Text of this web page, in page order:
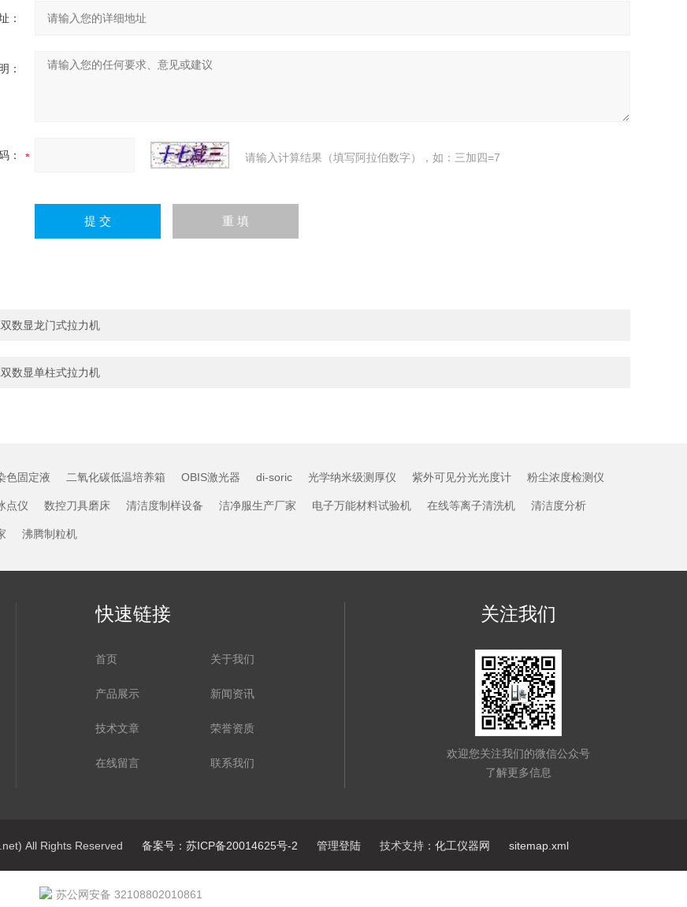
：
：
： 请输入计算结果（填写阿拉伯数字），如：三加四=7
数显龙门式拉力机
数显单柱式拉力机
色固定液 二氧化碳低温培养箱 OBIS激光器 di-soric 光学纳米级测厚仪 紫外可见分光光度计 粉尘浓度检测仪
点仪 数控刀具磨床 清洁度制样设备 洁净服生产厂家 电子万能材料试验机 在线等离子清洗机 清洁度分析
沸腾制粒机
快速链接
首页 关于我们
产品展示 新闻资讯
技术文章 荣誉资质
在线留言 联系我们
关注我们
欢迎您关注我们的微信公众号
了解更多信息
All Rights Reserved 备案号：苏ICP备20014625号-2 管理登陆技术支持： 化工仪器网 sitemap.xml
苏公网安备 32108802010861